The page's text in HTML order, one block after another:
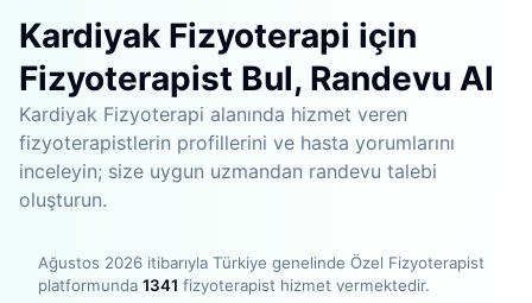
Kardiyak Fizyoterapi için
Fizyoterapist Bul, Randevu Al
Kardiyak Fizyoterapi alanında hizmet veren
fizyoterapistlerin profillerini ve hasta yorumlarını
inceleyin; size uygun uzmandan randevu talebi
oluşturun.
Ağustos 2026 itibarıyla Türkiye genelinde Özel Fizyoterapist
platformunda 1341 fizyoterapist hizmet vermektedir.